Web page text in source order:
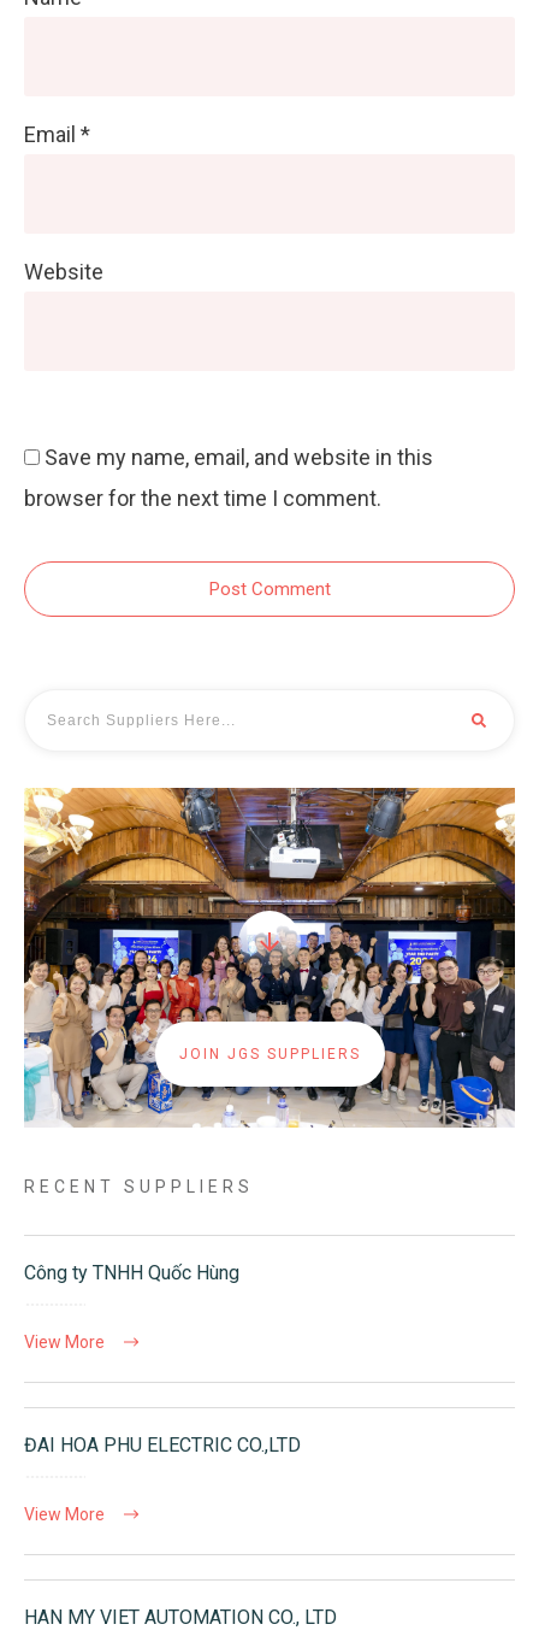
Email *
Website
Save my name, email, and website in this
browser for the next time I comment.
Post Comment
JOIN JGS SUPPLIERS
RECENT SUPPLIERS
Công ty TNHH Quốc Hùng
View More
ĐAI HOA PHU ELECTRIC CO.,LTD
View More
HAN MY VIET AUTOMATION CO., LTD